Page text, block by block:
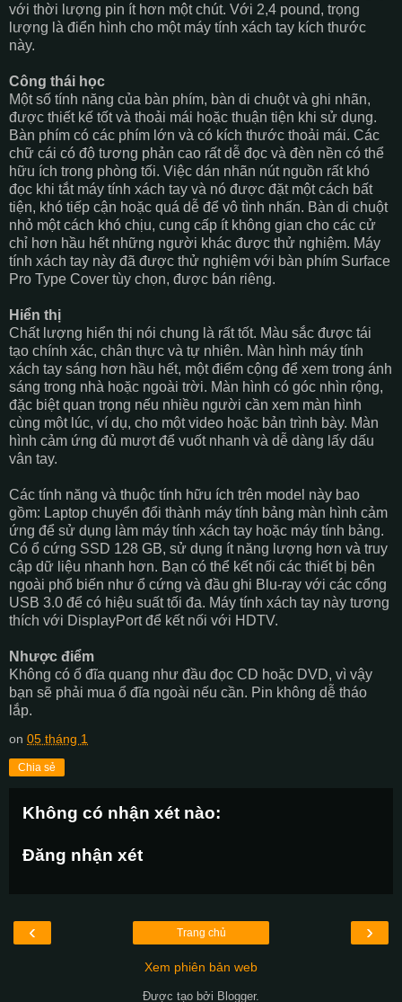
với thời lượng pin ít hơn một chút. Với 2,4 pound, trọng
lượng là điển hình cho một máy tính xách tay kích thước
này.
Công thái học
Một số tính năng của bàn phím, bàn di chuột và ghi nhãn,
được thiết kế tốt và thoải mái hoặc thuận tiện khi sử dụng.
Bàn phím có các phím lớn và có kích thước thoải mái. Các
chữ cái có độ tương phản cao rất dễ đọc và đèn nền có thể
hữu ích trong phòng tối. Việc dán nhãn nút nguồn rất khó
đọc khi tắt máy tính xách tay và nó được đặt một cách bất
tiện, khó tiếp cận hoặc quá dễ để vô tình nhấn. Bàn di chuột
nhỏ một cách khó chịu, cung cấp ít không gian cho các cử
chỉ hơn hầu hết những người khác được thử nghiệm. Máy
tính xách tay này đã được thử nghiệm với bàn phím Surface
Pro Type Cover tùy chọn, được bán riêng.
Hiển thị
Chất lượng hiển thị nói chung là rất tốt. Màu sắc được tái
tạo chính xác, chân thực và tự nhiên. Màn hình máy tính
xách tay sáng hơn hầu hết, một điểm cộng để xem trong ánh
sáng trong nhà hoặc ngoài trời. Màn hình có góc nhìn rộng,
đặc biệt quan trọng nếu nhiều người cần xem màn hình
cùng một lúc, ví dụ, cho một video hoặc bản trình bày. Màn
hình cảm ứng đủ mượt để vuốt nhanh và dễ dàng lấy dấu
vân tay.
Các tính năng và thuộc tính hữu ích trên model này bao
gồm: Laptop chuyển đổi thành máy tính bảng màn hình cảm
ứng để sử dụng làm máy tính xách tay hoặc máy tính bảng.
Có ổ cứng SSD 128 GB, sử dụng ít năng lượng hơn và truy
cập dữ liệu nhanh hơn. Bạn có thể kết nối các thiết bị bên
ngoài phổ biến như ổ cứng và đầu ghi Blu-ray với các cổng
USB 3.0 để có hiệu suất tối đa. Máy tính xách tay này tương
thích với DisplayPort để kết nối với HDTV.
Nhược điểm
Không có ổ đĩa quang như đầu đọc CD hoặc DVD, vì vậy
bạn sẽ phải mua ổ đĩa ngoài nếu cần. Pin không dễ tháo
lắp.
on 05 tháng 1
Chia sẻ
Không có nhận xét nào:
Đăng nhận xét
‹ ›
Trang chủ
Xem phiên bản web
Được tạo bởi Blogger.